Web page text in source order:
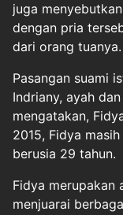
juga
dengan pria
dari orang tuanya.
Pasangan suami
Indriany, ayah
mengatakan,
2015, Fidya
berusia 29 tahun.
Fidya merupakan
menjuarai